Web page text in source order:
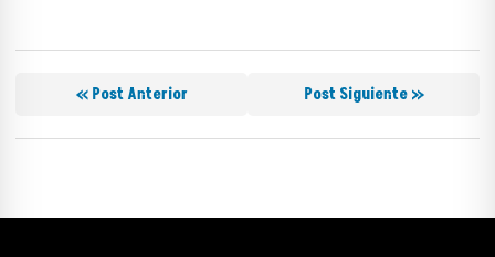
« Post Anterior Post Siguiente »